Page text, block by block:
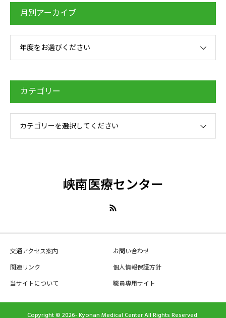
月別アーカイブ
年度をお選びください
カテゴリー
カテゴリーを選択してください
峡南医療センター
交通アクセス案内
お問い合わせ
関連リンク
個人情報保護方針
当サイトについて
職員専用サイト
Copyright © 2026- Kyonan Medical Center All Rights Reserved.